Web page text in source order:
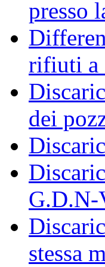
presso
rifiuti a
dei
G.D.N-
stessa